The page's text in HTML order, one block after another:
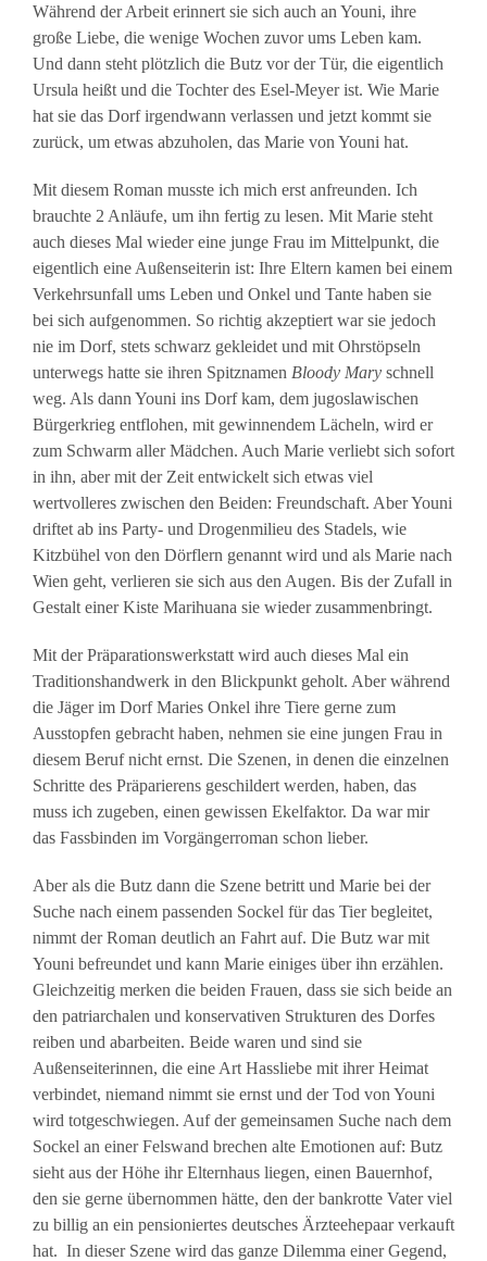
Während der Arbeit erinnert sie sich auch an Youni, ihre
große Liebe, die wenige Wochen zuvor ums Leben kam.
Und dann steht plötzlich die Butz vor der Tür, die eigentlich
Ursula heißt und die Tochter des Esel-Meyer ist. Wie Marie
hat sie das Dorf irgendwann verlassen und jetzt kommt sie
zurück, um etwas abzuholen, das Marie von Youni hat.
Mit diesem Roman musste ich mich erst anfreunden. Ich
brauchte 2 Anläufe, um ihn fertig zu lesen. Mit Marie steht
auch dieses Mal wieder eine junge Frau im Mittelpunkt, die
eigentlich eine Außenseiterin ist: Ihre Eltern kamen bei einem
Verkehrsunfall ums Leben und Onkel und Tante haben sie
bei sich aufgenommen. So richtig akzeptiert war sie jedoch
nie im Dorf, stets schwarz gekleidet und mit Ohrstöpseln
unterwegs hatte sie ihren Spitznamen Bloody Mary schnell
weg. Als dann Youni ins Dorf kam, dem jugoslawischen
Bürgerkrieg entflohen, mit gewinnendem Lächeln, wird er
zum Schwarm aller Mädchen. Auch Marie verliebt sich sofort
in ihn, aber mit der Zeit entwickelt sich etwas viel
wertvolleres zwischen den Beiden: Freundschaft. Aber Youni
driftet ab ins Party- und Drogenmilieu des Stadels, wie
Kitzbühel von den Dörflern genannt wird und als Marie nach
Wien geht, verlieren sie sich aus den Augen. Bis der Zufall in
Gestalt einer Kiste Marihuana sie wieder zusammenbringt.
Mit der Präparationswerkstatt wird auch dieses Mal ein
Traditionshandwerk in den Blickpunkt geholt. Aber während
die Jäger im Dorf Maries Onkel ihre Tiere gerne zum
Ausstopfen gebracht haben, nehmen sie eine jungen Frau in
diesem Beruf nicht ernst. Die Szenen, in denen die einzelnen
Schritte des Präparierens geschildert werden, haben, das
muss ich zugeben, einen gewissen Ekelfaktor. Da war mir
das Fassbinden im Vorgängerroman schon lieber.
Aber als die Butz dann die Szene betritt und Marie bei der
Suche nach einem passenden Sockel für das Tier begleitet,
nimmt der Roman deutlich an Fahrt auf. Die Butz war mit
Youni befreundet und kann Marie einiges über ihn erzählen.
Gleichzeitig merken die beiden Frauen, dass sie sich beide an
den patriarchalen und konservativen Strukturen des Dorfes
reiben und abarbeiten. Beide waren und sind sie
Außenseiterinnen, die eine Art Hassliebe mit ihrer Heimat
verbindet, niemand nimmt sie ernst und der Tod von Youni
wird totgeschwiegen. Auf der gemeinsamen Suche nach dem
Sockel an einer Felswand brechen alte Emotionen auf: Butz
sieht aus der Höhe ihr Elternhaus liegen, einen Bauernhof,
den sie gerne übernommen hätte, den der bankrotte Vater viel
zu billig an ein pensioniertes deutsches Ärzteehepaar verkauft
hat. In dieser Szene wird das ganze Dilemma einer Gegend,